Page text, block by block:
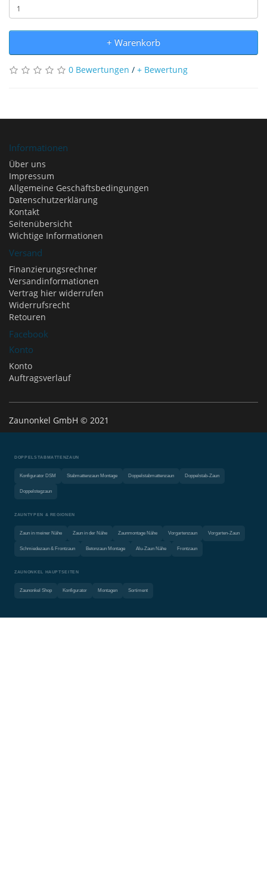
+ Warenkorb
0 Bewertungen / + Bewertung
Informationen
Über uns
Impressum
Allgemeine Geschäftsbedingungen
Datenschutzerklärung
Kontakt
Seitenübersicht
Wichtige Informationen
Versand
Finanzierungsrechner
Versandinformationen
Vertrag hier widerrufen
Widerrufsrecht
Retouren
Facebook
Konto
Konto
Auftragsverlauf
Zaunonkel GmbH © 2021
DOPPELSTABMATTENZAUN
Konfigurator DSM Stabmattenzaun Montage Doppelstabmattenzaun Doppelstab-Zaun
Doppelstegzaun
ZAUNTYPEN & REGIONEN
Zaun in meiner Nähe Zaun in der Nähe Zaunmontage Nähe Vorgartenzaun Vorgarten-Zaun
Schmiedezaun & Frontzaun Betonzaun Montage Alu-Zaun Nähe Frontzaun
ZAUNONKEL HAUPTSEITEN
Zaunonkel Shop Konfigurator Montagen Sortiment